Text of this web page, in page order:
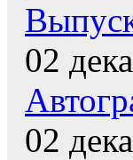
02
02